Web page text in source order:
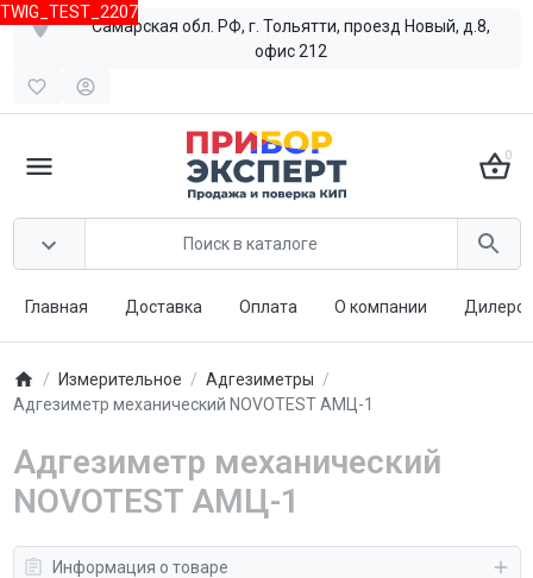
Самарская обл. РФ, г. Тольятти, проезд Новый, д.8,
офис 212
0
Главная Доставка Оплата О компании
TWIG_TEST_2207
Измерительное
Адгезиметры
Адгезиметр механический NOVOTEST АМЦ-1
Адгезиметр механический
NOVOTEST АМЦ-1
Информация о товаре